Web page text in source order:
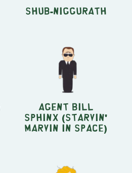
Shub-Niggurath
Agent Bill
Sphinx (Starvin'
Marvin in Space)